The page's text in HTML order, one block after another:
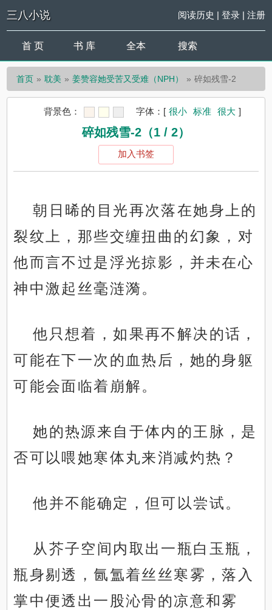
三八小说 阅读历史 | 登录| 注册
首 页 书 库 全本 搜索
首页 耽美 姜赞容她受苦又受难（NPH） 碎如残雪-2
背景色： 字体： [ 很小 标准 很大 ]
碎如残雪-2（1 / 2）
加入书签
朝日晞的目光再次落在她身上的
裂纹上，那些交缠扭曲的幻象，对
他而言不过是浮光掠影，并未在心
神中激起丝毫涟漪。
他只想着，如果再不解决的话，
可能在下一次的血热后，她的身躯
可能会面临着崩解。
她的热源来自于体内的王脉，是
否可以喂她寒体丸来消减灼热？
他并不能确定，但可以尝试。
从芥子空间内取出一瓶白玉瓶，
瓶身剔透，氤氲着丝丝寒雾，落入
掌中便透出一股沁骨的凉意和雾